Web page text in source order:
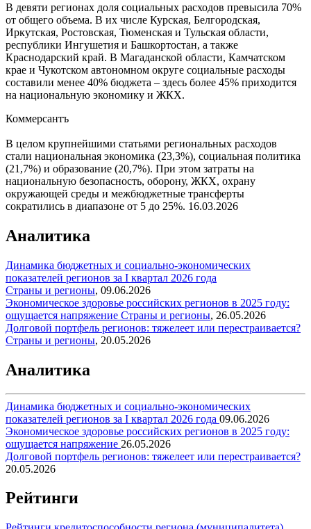
В девяти регионах доля социальных расходов превысила 70%
от общего объема. В их числе Курская, Белгородская,
Иркутская, Ростовская, Тюменская и Тульская области,
республики Ингушетия и Башкортостан, а также
Краснодарский край. В Магаданской области, Камчатском
крае и Чукотском автономном округе социальные расходы
составили менее 40% бюджета – здесь более 45% приходится
на национальную экономику и ЖКХ.
Коммерсантъ
В целом крупнейшими статьями региональных расходов
стали национальная экономика (23,3%), социальная политика
(21,7%) и образование (20,7%). При этом затраты на
национальную безопасность, оборону, ЖКХ, охрану
окружающей среды и межбюджетные трансферты
сократились в диапазоне от 5 до 25%. 16.03.2026
Аналитика
Динамика бюджетных и социально-экономических
показателей регионов за I квартал 2026 года
Страны и регионы, 09.06.2026
Экономическое здоровье российских регионов в 2025 году:
ощущается напряжение Страны и регионы, 26.05.2026
Долговой портфель регионов: тяжелеет или перестраивается?
Страны и регионы, 20.05.2026
Аналитика
Динамика бюджетных и социально-экономических
показателей регионов за I квартал 2026 года 09.06.2026
Экономическое здоровье российских регионов в 2025 году:
ощущается напряжение 26.05.2026
Долговой портфель регионов: тяжелеет или перестраивается?
20.05.2026
Рейтинги